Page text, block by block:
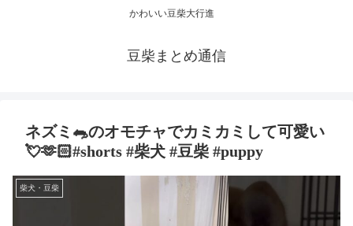
かわいい豆柴大行進
豆柴まとめ通信
ネズミ🐀のオモチャでカミカミして可愛い
💘🫶🏻#shorts #柴犬 #豆柴 #puppy
柴犬・豆柴